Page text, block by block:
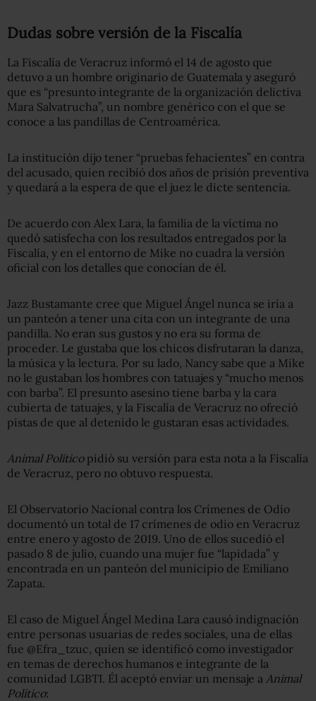
Dudas sobre versión de la Fiscalía
La Fiscalía de Veracruz informó el 14 de agosto que
detuvo a un hombre originario de Guatemala y aseguró
que es “presunto integrante de la organización delictiva
Mara Salvatrucha”, un nombre genérico con el que se
conoce a las pandillas de Centroamérica.
La institución dijo tener “pruebas fehacientes” en contra
del acusado, quien recibió dos años de prisión preventiva
y quedará a la espera de que el juez le dicte sentencia.
De acuerdo con Alex Lara, la familia de la víctima no
quedó satisfecha con los resultados entregados por la
Fiscalía, y en el entorno de Mike no cuadra la versión
oficial con los detalles que conocían de él.
Jazz Bustamante cree que Miguel Ángel nunca se iría a
un panteón a tener una cita con un integrante de una
pandilla. No eran sus gustos y no era su forma de
proceder. Le gustaba que los chicos disfrutaran la danza,
la música y la lectura. Por su lado, Nancy sabe que a Mike
no le gustaban los hombres con tatuajes y “mucho menos
con barba”. El presunto asesino tiene barba y la cara
cubierta de tatuajes, y la Fiscalía de Veracruz no ofreció
pistas de que al detenido le gustaran esas actividades.
Animal Políticopidió su versión para esta nota a la Fiscalía
de Veracruz, pero no obtuvo respuesta.
El Observatorio Nacional contra los Crímenes de Odio
documentó un total de 17 crímenes de odio en Veracruz
entre enero y agosto de 2019. Uno de ellos sucedió el
pasado 8 de julio, cuando una mujer fue “lapidada” y
encontrada en un panteón del municipio de Emiliano
Zapata.
El caso de Miguel Ángel Medina Lara causó indignación
entre personas usuarias de redes sociales, una de ellas
fue @Efra_tzuc, quien se identificó como investigador
en temas de derechos humanos e integrante de la
comunidad LGBTI. Él aceptó enviar un mensaje a Animal
Político: